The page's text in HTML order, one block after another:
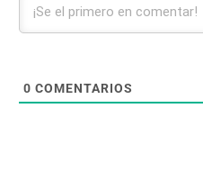
0 COMENTARIOS